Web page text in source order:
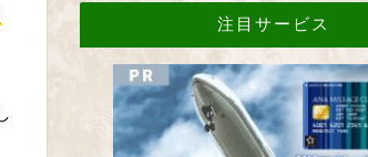
注目サービス